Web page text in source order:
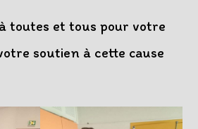
toutes et tous pour votre
soutien à cette cause